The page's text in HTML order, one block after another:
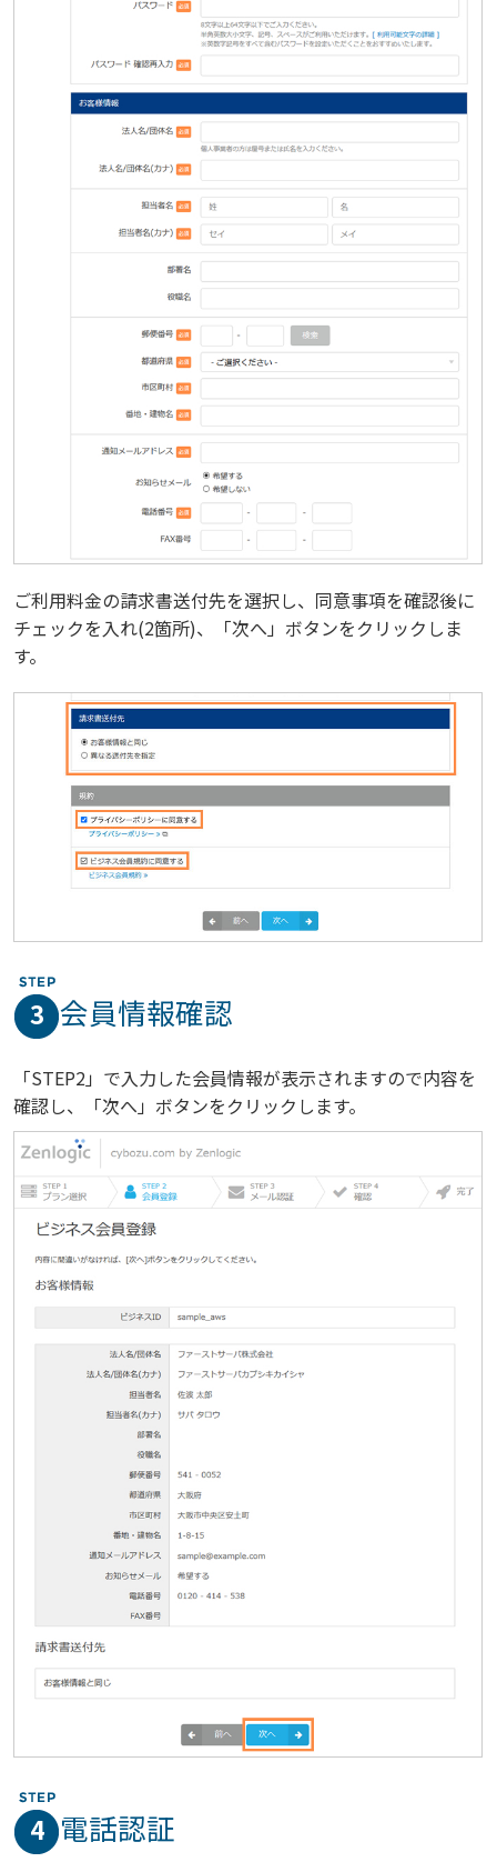
ご利用料金の請求書送付先を選択し、同意事項を確認後に
チェックを入れ(2箇所)、「次へ」ボタンをクリックしま
す。
3 会員情報確認
「STEP2」で入力した会員情報が表示されますので内容を
確認し、「次へ」ボタンをクリックします。
4 電話認証